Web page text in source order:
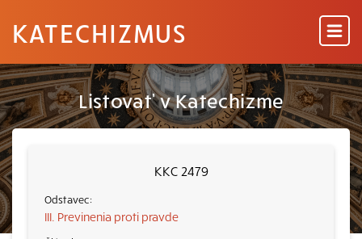
KATECHIZMUS
Listovať v Katechizme
KKC 2479
III. Previnenia proti pravde